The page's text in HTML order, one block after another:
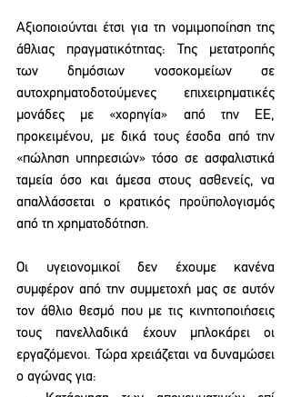
Αξιοποιούνται έτσι για τη νομιμοποίηση της
άθλιας πραγματικότητας: Της μετατροπής
των δημόσιων νοσοκομείων σε
αυτοχρηματοδοτούμενες επιχειρηματικές
μονάδες με «χορηγία» από την ΕΕ,
προκειμένου, με δικά τους έσοδα από την
«πώληση υπηρεσιών» τόσο σε ασφαλιστικά
ταμεία όσο και άμεσα στους ασθενείς, να
απαλλάσσεται ο κρατικός προϋπολογισμός
από τη χρηματοδότηση.
Οι υγειονομικοί δεν έχουμε κανένα
συμφέρον από την συμμετοχή μας σε αυτόν
τον άθλιο θεσμό που με τις κινητοποιήσεις
τους πανελλαδικά έχουν μπλοκάρει οι
εργαζόμενοι. Τώρα χρειάζεται να δυναμώσει
ο αγώνας για: